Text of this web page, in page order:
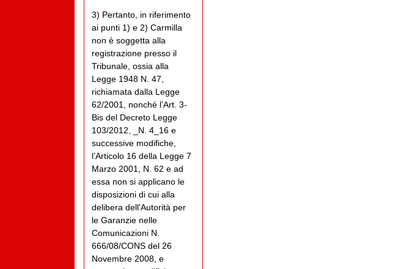
3) Pertanto, in riferimento
ai punti 1) e 2) Carmilla
non è soggetta alla
registrazione presso il
Tribunale, ossia alla
Legge 1948 N. 47,
richiamata dalla Legge
62/2001, nonché l’Art. 3-
Bis del Decreto Legge
103/2012, _N. 4_16 e
successive modifiche,
l’Articolo 16 della Legge 7
Marzo 2001, N. 62 e ad
essa non si applicano le
disposizioni di cui alla
delibera dell'Autorità per
le Garanzie nelle
Comunicazioni N.
666/08/CONS del 26
Novembre 2008, e